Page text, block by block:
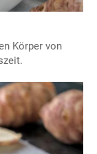
Körper von